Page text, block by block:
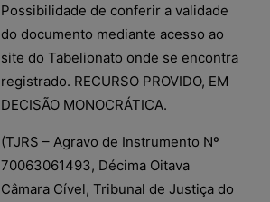
Possibilidade de conferir a validade
do documento mediante acesso ao
site do Tabelionato onde se encontra
registrado. RECURSO PROVIDO, EM
DECISÃO MONOCRÁTICA.
(TJRS – Agravo de Instrumento Nº
70063061493, Décima Oitava
Câmara Cível, Tribunal de Justiça do